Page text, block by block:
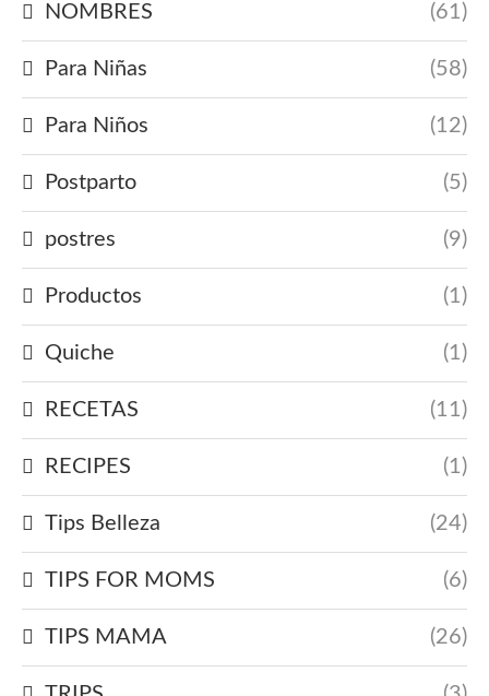
NOMBRES (61)
Para Niñas (58)
Para Niños (12)
Postparto (5)
postres (9)
Productos (1)
Quiche (1)
RECETAS (11)
RECIPES (1)
Tips Belleza (24)
TIPS FOR MOMS (6)
TIPS MAMA (26)